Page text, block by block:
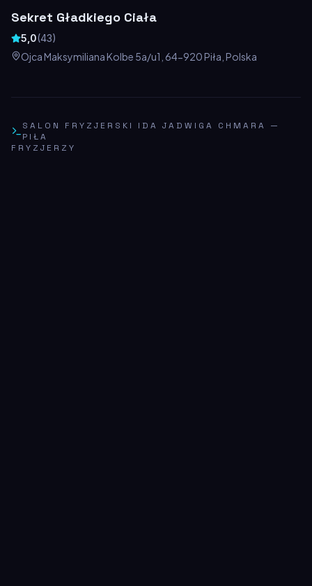
Sekret Gładkiego Ciała
5,0(43)
Ojca Maksymiliana Kolbe 5a/u1, 64-920 Piła, Polska
SALON FRYZJERSKI IDA JADWIGA CHMARA
—
PIŁA
FRYZJERZY